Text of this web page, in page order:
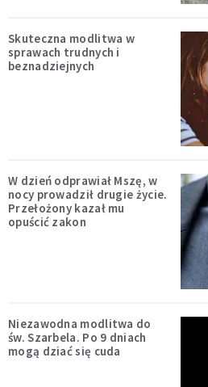
Skuteczna modlitwa w
sprawach trudnych i
beznadziejnych
W dzień odprawiał Mszę, w
nocy prowadził drugie życie.
Przełożony kazał mu
opuścić zakon
Niezawodna modlitwa do
św. Szarbela. Po 9 dniach
mogą dziać się cuda